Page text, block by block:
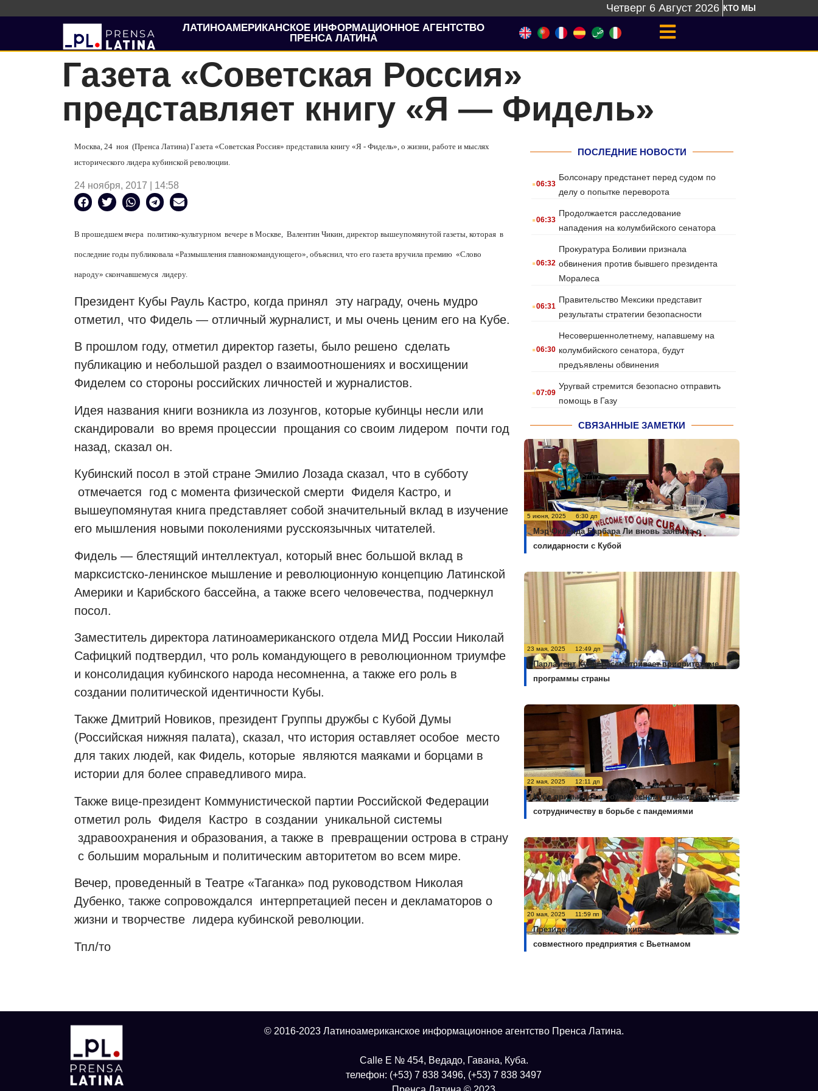
Четверг 6 Август 2026 КТО МЫ
ЛАТИНОАМЕРИКАНСКОЕ ИНФОРМАЦИОННОЕ АГЕНТСТВО
ПРЕНСА ЛАТИНА
Газета «Советская Россия»
представляет книгу «Я — Фидель»
Москва, 24 ноя (Пренса Латина) Газета «Советская Россия» представила книгу «Я - Фидель», о жизни, работе и мыслях
исторического лидера кубинской революции.
24 ноября, 2017 | 14:58
В прошедшем вчера политико-культурном вечере в Москве, Валентин Чикин, директор вышеупомянутой газеты, которая в
последние годы публиковала «Размышления главнокомандующего», объяснил, что его газета вручила премию «Слово
народу» скончавшемуся лидеру.
Президент Кубы Рауль Кастро, когда принял эту награду, очень мудро
отметил, что Фидель — отличный журналист, и мы очень ценим его на Кубе.
В прошлом году, отметил директор газеты, было решено сделать
публикацию и небольшой раздел о взаимоотношениях и восхищении
Фиделем со стороны российских личностей и журналистов.
Идея названия книги возникла из лозунгов, которые кубинцы несли или
скандировали
во время процессии прощания со своим лидером
почти год
назад, сказал он.
Кубинский посол в этой стране Эмилио Лозада сказал, что в субботу
отмечается
год с момента физической смерти
Фиделя Кастро, и
вышеупомянутая книга представляет собой значительный вклад в изучение
его мышления новыми поколениями русскоязычных читателей.
Фидель — блестящий интеллектуал, который внес большой вклад в
марксистско-ленинское мышление и революционную концепцию Латинской
Америки и Карибского бассейна, а также всего человечества, подчеркнул
посол.
Заместитель директора латиноамериканского отдела МИД России Николай
Сафицкий подтвердил, что роль командующего в революционном триумфе
и консолидация кубинского народа несомненна, а также его роль в
создании политической идентичности Кубы.
Также Дмитрий Новиков, президент Группы дружбы с Кубой Думы
(Российская нижняя палата), сказал, что история оставляет особое место
для таких людей, как Фидель, которые являются маяками и борцами в
истории для более справедливого мира.
Также вице-президент Коммунистической партии Российской Федерации
отметил роль Фиделя Кастро в создании уникальной системы
здравоохранения и образования, а также в
превращении острова в страну
с большим моральным и политическим авторитетом во всем мире.
Вечер, проведенный в Театре «Таганка» под руководством Николая
Дубенко, также сопровождался
интерпретацией песен и декламаторов о
жизни и творчестве лидера кубинской революции.
Тпл/то
ПОСЛЕДНИЕ НОВОСТИ
.06:33
Болсонару предстанет перед судом по
делу о попытке переворота
.06:33
Продолжается расследование
нападения на колумбийского сенатора
.06:32
Прокуратура Боливии признала
обвинения против бывшего президента
Моралеса
.06:31
Правительство Мексики представит
результаты стратегии безопасности
.06:30
Несовершеннолетнему, напавшему на
колумбийского сенатора, будут
предъявлены обвинения
.07:09
Уругвай стремится безопасно отправить
помощь в Газу
СВЯЗАННЫЕ ЗАМЕТКИ
5 июня, 2025 6:30 дп
Мэр Окленда Барбара Ли вновь заявила о
солидарности с Кубой
23 мая, 2025 12:49 дп
Парламент Кубы рассматривает приоритетные
программы страны
22 мая, 2025 12:11 дп
Куба призывает к более тесному глобальному
сотрудничеству в борьбе с пандемиями
20 мая, 2025 11:59 пп
Президент Кубы подчеркивает создание
совместного предприятия с Вьетнамом
© 2016-2023 Латиноамериканское информационное агентство Пренса Латина.
Calle E № 454, Ведадо, Гавана, Куба.
телефон: (+53) 7 838 3496, (+53) 7 838 3497